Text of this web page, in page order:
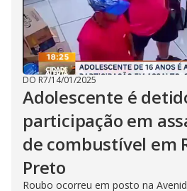
DO R7/14/01/2025
Adolescente é
participação em
de combustível em
Preto
Roubo ocorreu em posto na